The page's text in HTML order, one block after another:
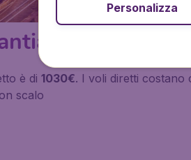
è di 1030€. I voli diretti costano
scalo
Personalizza